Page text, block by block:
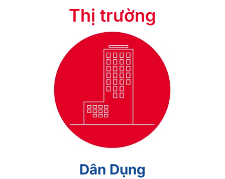
Thị trường
Dân Dụng
Dân Dụng